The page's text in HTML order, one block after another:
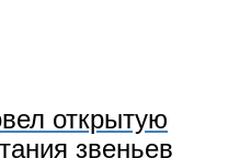
открытую
звеньев